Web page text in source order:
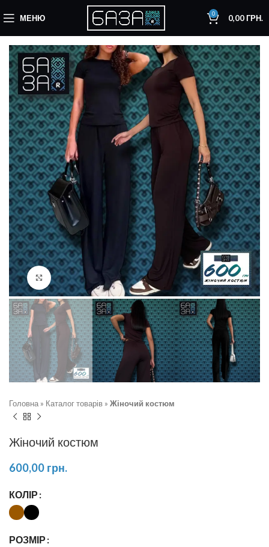
МЕНЮ 0 0,00ГРН.
Натисніть, щоб збільшити
Головна » Каталог товарів » Жіночий костюм
Жіночий костюм
600,00 грн.
КОЛІР
РОЗМІР